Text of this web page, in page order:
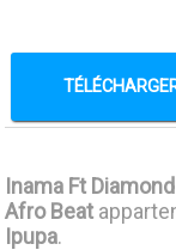
Inama Ft
Afro Beat
Ipupa.